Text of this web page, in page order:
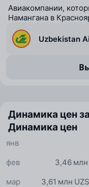
Авиакомпании,
Намангана в
Uzbekistan
Динамика цен
Динамика цен
янв
3,46 млн
фев
3,61 млн UZS
мар